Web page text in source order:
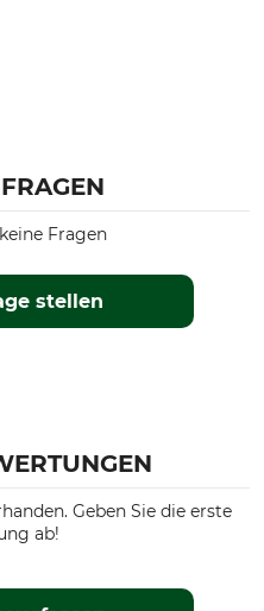
stellen
Fragen
Geben Sie die erste
ab!